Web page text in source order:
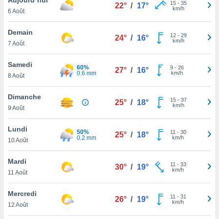
et
»,
au
vous
qu'ils
ou
le
ainsi
un
la
du
6 Août
22° / 17° 15- 35
km/h
Demain
7 Août
24° / 16° 12- 29
km/h
Samedi
8 Août
60%
0.6 mm
27° / 16° 9- 26
km/h
Dimanche
9 Août
25° / 18° 15- 37
km/h
Lundi
10 Août
50%
0.2 mm
25° / 18° 11 - 30
km/h
Mardi
11 Août
30° / 19° 11 - 33
km/h
Mercredi
12 Août
26° / 19° 11 - 31
km/h